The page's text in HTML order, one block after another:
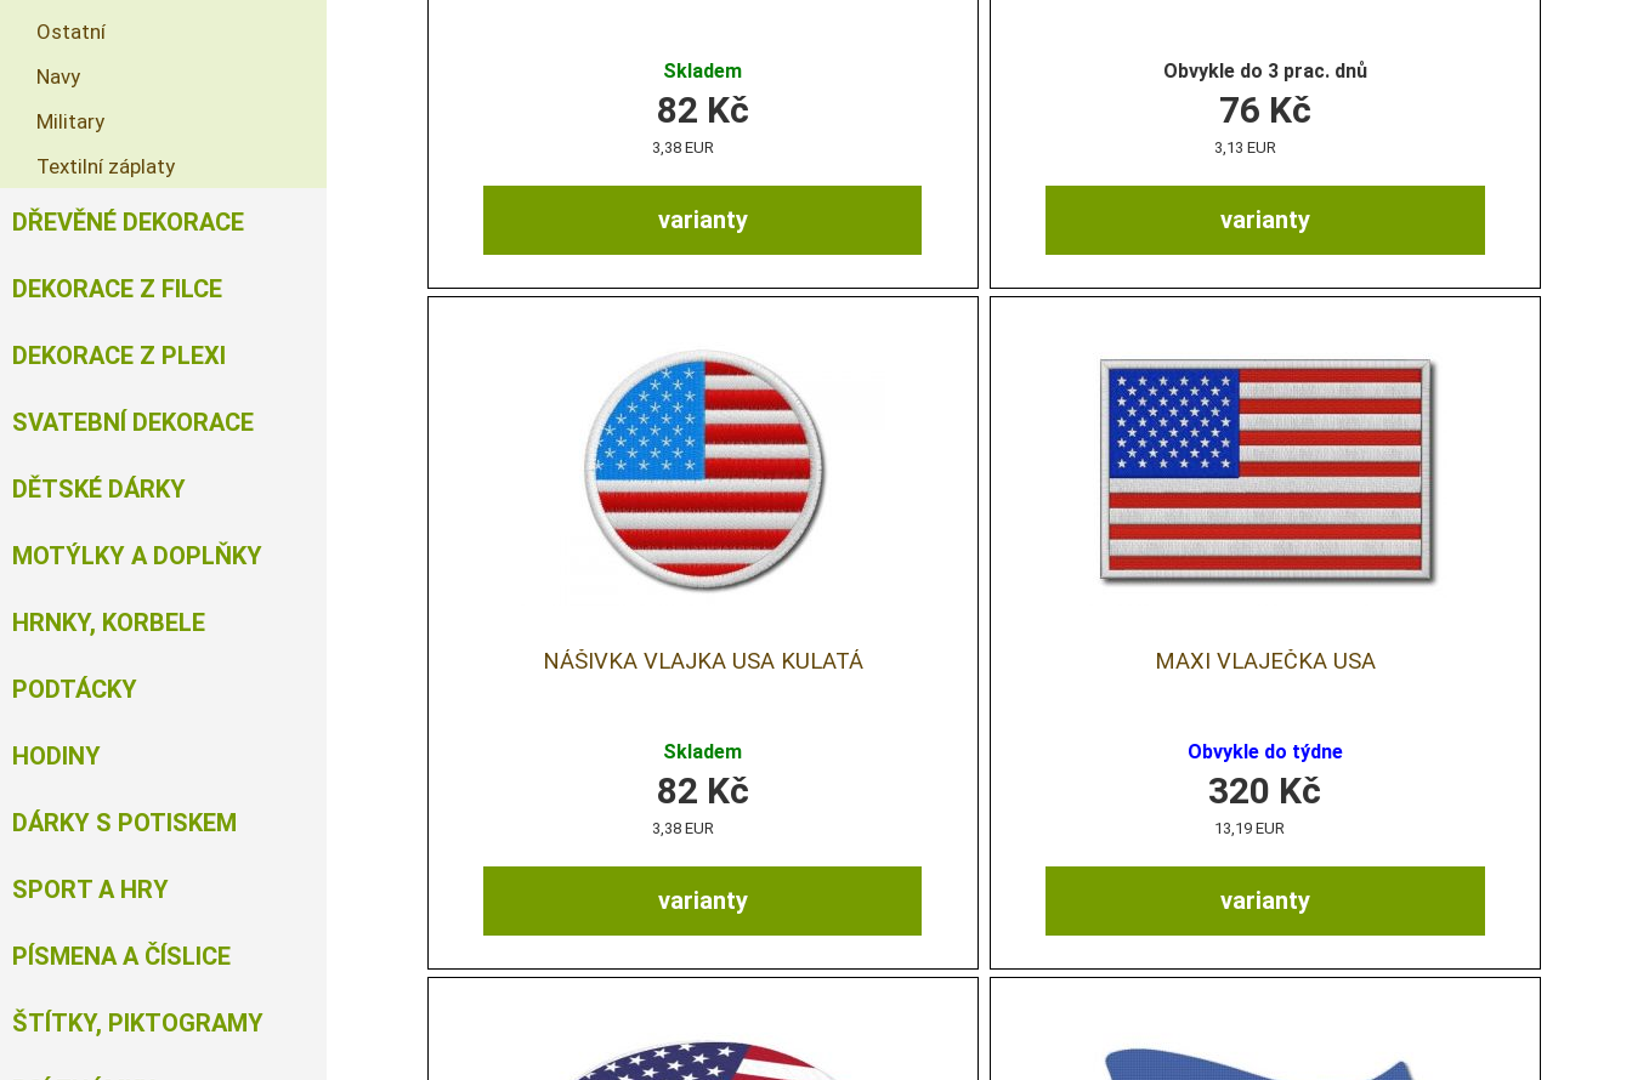
Skladem
varianty
82 Kč
3,38 EUR
Obvykle do 3 prac. dnů
varianty
76 Kč
3,13 EUR
NÁŠIVKA VLAJKA USA KULATÁ
Skladem
varianty
82 Kč
3,38 EUR
MAXI VLAJEČKA USA
Obvykle do týdne
varianty
320 Kč
13,19 EUR
Ostatní
Navy
Military
Textilní záplaty
DŘEVĚNÉ DEKORACE
DEKORACE Z FILCE
DEKORACE Z PLEXI
SVATEBNÍ DEKORACE
DĚTSKÉ DÁRKY
MOTÝLKY A DOPLŇKY
HRNKY, KORBELE
PODTÁCKY
HODINY
DÁRKY S POTISKEM
SPORT A HRY
PÍSMENA A ČÍSLICE
ŠTÍTKY, PIKTOGRAMY